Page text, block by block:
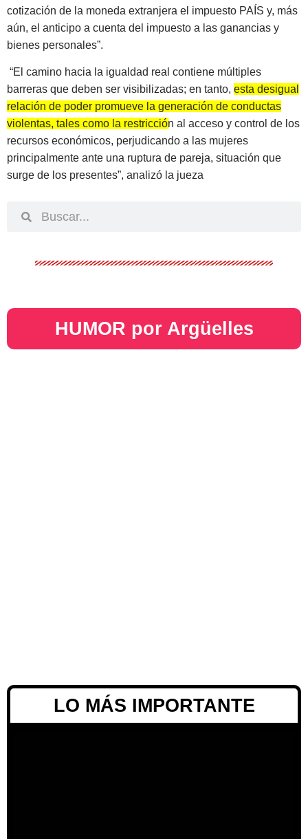
cotización de la moneda extranjera el impuesto PAÍS y, más
aún, el anticipo a cuenta del impuesto a las ganancias y
bienes personales”.
“El camino hacia la igualdad real contiene múltiples
barreras que deben ser visibilizadas; en tanto, esta desigual
relación de poder promueve la generación de conductas
violentas, tales como la restricción al acceso y control de los
recursos económicos, perjudicando a las mujeres
principalmente ante una ruptura de pareja, situación que
surge de los presentes”, analizó la jueza
HUMOR por Argüelles​
LO MÁS IMPORTANTE